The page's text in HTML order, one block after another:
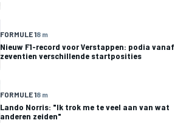
FORMULE 18 m
Nieuw F1-record voor Verstappen: podia vanaf
zeventien verschillende startposities
FORMULE 18 m
Lando Norris: "Ik trok me te veel aan van wat
anderen zeiden"